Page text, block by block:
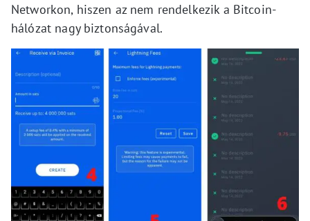
Networkon, hiszen az nem rendelkezik a Bitcoin-
hálózat nagy biztonságával.